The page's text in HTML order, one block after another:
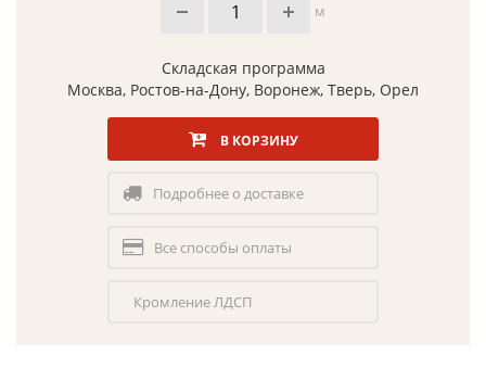
м
Складская программа
Москва, Ростов-на-Дону, Воронеж, Тверь, Орел
В КОРЗИНУ
Подробнее о доставке
Все способы оплаты
Кромление ЛДСП